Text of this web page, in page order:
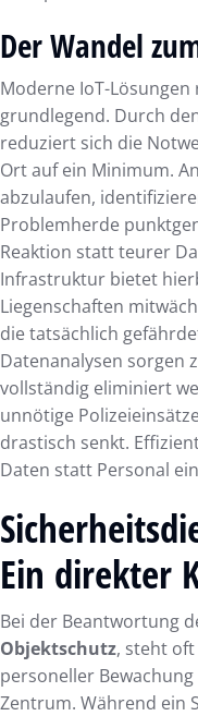
Der Wandel
Moderne IoT-
grundlegend. Durch
reduziert sich die
Ort auf ein Minimum.
abzulaufen,
Problemherde
Reaktion statt teurer
Infrastruktur bietet
Liegenschaften
die tatsächlich
Datenanalysen sorgen
vollständig eliminiert
unnötige
drastisch senkt.
Daten statt Personal
Ein direkter
Bei der Beantwortung
Objektschutz, steht
personeller
Zentrum. Während ein